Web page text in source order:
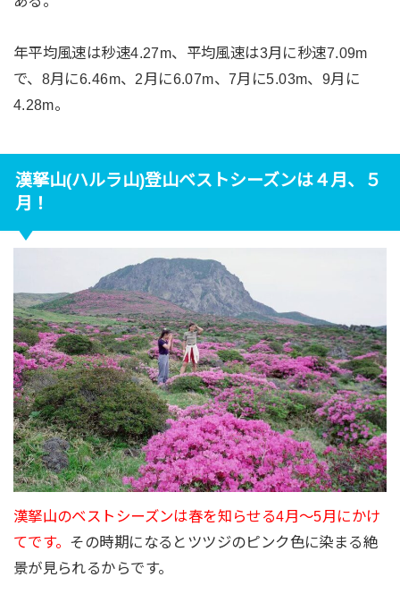
年平均風速は秒速4.27m、平均風速は3月に秒速7.09m
で、8月に6.46m、2月に6.07m、7月に5.03m、9月に
4.28m。
漢拏山(ハルラ山)登山ベストシーズンは４月、５
月！
漢拏山のベストシーズンは春を知らせる4月〜5月にかけ
てです。 その時期になるとツツジのピンク色に染まる絶
景が見られるからです。